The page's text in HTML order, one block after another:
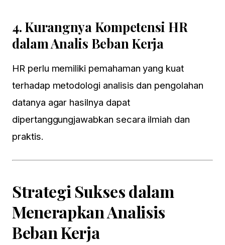
4. Kurangnya Kompetensi HR
dalam Analis Beban Kerja
HR perlu memiliki pemahaman yang kuat
terhadap metodologi analisis dan pengolahan
datanya agar hasilnya dapat
dipertanggungjawabkan secara ilmiah dan
praktis.
Strategi Sukses dalam
Menerapkan Analisis
Beban Kerja